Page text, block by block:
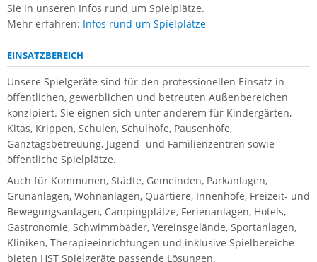
Sie in unseren Infos rund um Spielplätze.
Mehr erfahren: Infos rund um Spielplätze
EINSATZBEREICH
Unsere Spielgeräte sind für den professionellen Einsatz in
öffentlichen, gewerblichen und betreuten Außenbereichen
konzipiert. Sie eignen sich unter anderem für Kindergärten,
Kitas, Krippen, Schulen, Schulhöfe, Pausenhöfe,
Ganztagsbetreuung, Jugend- und Familienzentren sowie
öffentliche Spielplätze.
Auch für Kommunen, Städte, Gemeinden, Parkanlagen,
Grünanlagen, Wohnanlagen, Quartiere, Innenhöfe, Freizeit- und
Bewegungsanlagen, Campingplätze, Ferienanlagen, Hotels,
Gastronomie, Schwimmbäder, Vereinsgelände, Sportanlagen,
Kliniken, Therapieeinrichtungen und inklusive Spielbereiche
bieten HST Spielgeräte passende Lösungen.